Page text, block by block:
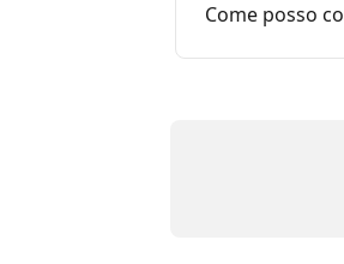
Come posso